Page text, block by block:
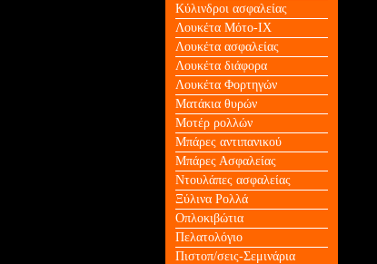
Κύλινδροι ασφαλείας
Λουκέτα Mότο-ΙΧ
Λουκέτα ασφαλείας
Λουκέτα διάφορα
Λουκέτα Φορτηγών
Ματάκια θυρών
Μοτέρ ρολλών
Μπάρες αντιπανικού
Μπάρες Ασφαλείας
Ντουλάπες ασφαλείας
Ξύλινα Ρολλά
Οπλοκιβώτια
Πελατολόγιο
Πιστοπ/σεις-Σεμινάρια